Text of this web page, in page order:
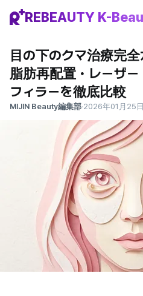
REBEAUTY K-
目の下のクマ治療完全
脂肪再配置・レーザー
フィラーを徹底比較
MIJIN Beauty編集部·2026年01月25日